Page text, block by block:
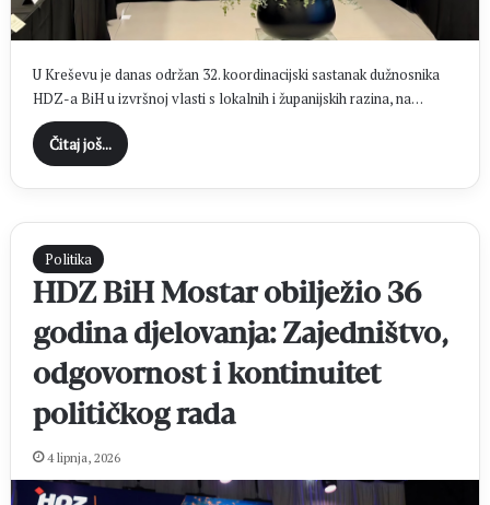
U Kreševu je danas održan 32. koordinacijski sastanak dužnosnika
HDZ-a BiH u izvršnoj vlasti s lokalnih i županijskih razina, na…
Čitaj još...
Politika
HDZ BiH Mostar obilježio 36
godina djelovanja: Zajedništvo,
odgovornost i kontinuitet
političkog rada
4 lipnja, 2026